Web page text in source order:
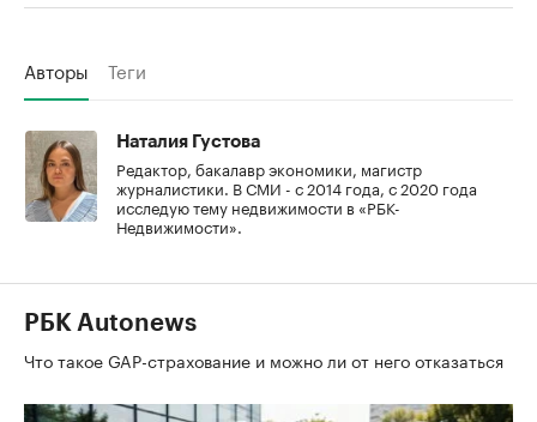
Авторы Теги
Наталия Густова
Редактор, бакалавр экономики, магистр
журналистики. В СМИ - с 2014 года, с 2020 года
исследую тему недвижимости в «РБК-
Недвижимости».
РБК Autonews
Что такое GAP-страхование и можно ли от него отказаться